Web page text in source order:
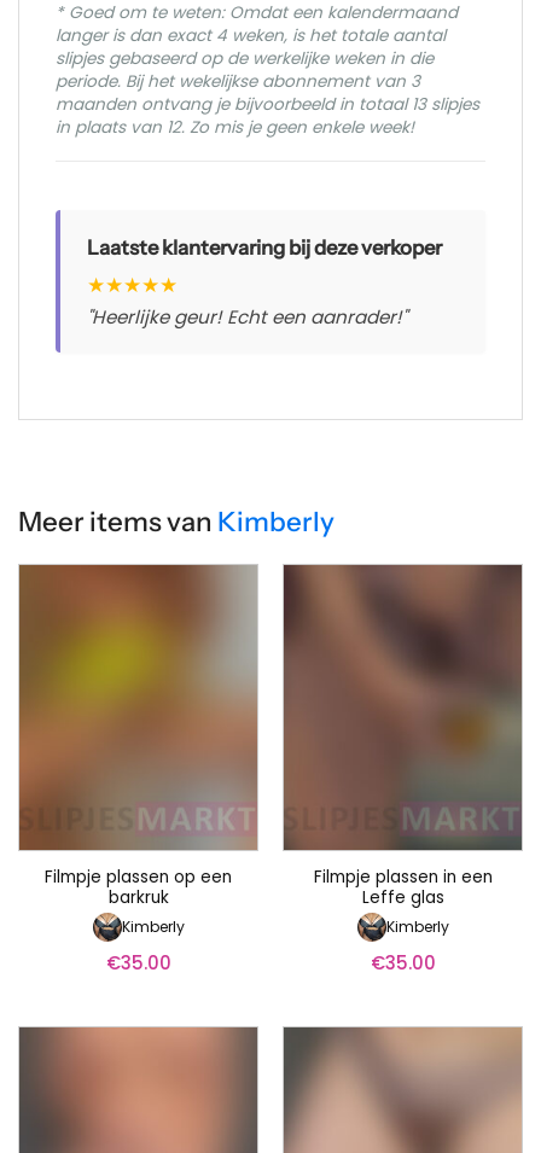
* Goed om te weten: Omdat een kalendermaand
langer is dan exact 4 weken, is het totale aantal
slipjes gebaseerd op de werkelijke weken in die
periode. Bij het wekelijkse abonnement van 3
maanden ontvang je bijvoorbeeld in totaal 13 slipjes
in plaats van 12. Zo mis je geen enkele week!
Laatste klantervaring bij deze verkoper
★★★★★
"Heerlijke geur! Echt een aanrader!"
Meer items van Kimberly
Filmpje plassen op een
barkruk
Kimberly
€35.00
Filmpje plassen in een
Leffe glas
Kimberly
€35.00